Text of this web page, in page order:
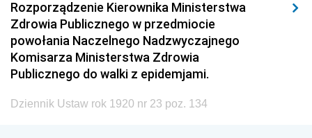
Rozporządzenie Kierownika Ministerstwa
Zdrowia Publicznego w przedmiocie
powołania Naczelnego Nadzwyczajnego
Komisarza Ministerstwa Zdrowia
Publicznego do walki z epidemjami.
Dziennik Ustaw rok 1920 nr 23 poz. 134